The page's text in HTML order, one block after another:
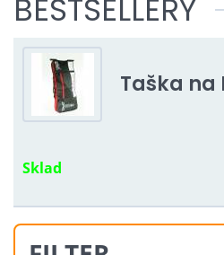
Filmy z YouTube są
Czy chcesz załadować
Zezwalaj zawsze
Otwórz wideo w
BESTSELLERY
Taška na
Sklad